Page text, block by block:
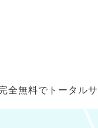
無料でトータルサ